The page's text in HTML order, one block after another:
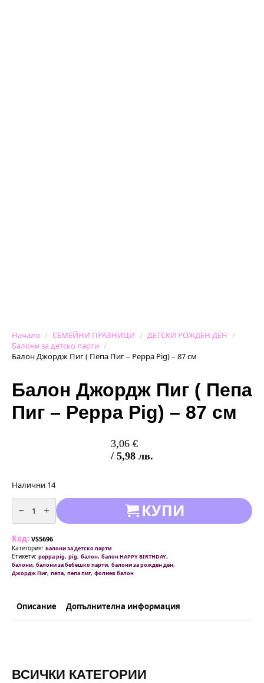
Начало СЕМЕЙНИ ПРАЗНИЦИ
ДЕТСКИ РОЖДЕН ДЕН
Балони за детско парти
Балон Джордж Пиг ( Пепа Пиг – Peppa Pig) – 87 см
Балон Джордж Пиг ( Пепа
Пиг – Peppa Pig) – 87 см
3,06 €
/ 5,98 лв.
Налични 14
количество
за
Балон
Джордж
(
Пепа
Пиг
-
Peppa
Pig)
КУПИ
Код: VS5696
Категория: Балони за детско парти
Етикети: peppa pig, pig, балон, балон HAPPY BIRTHDAY,
балони, балони за бебешко парти, балони за рожден ден,
Джордж Пиг, пепа, пепа пиг, фолиев балон
Описание Допълнителна информация
ВСИЧКИ КАТЕГОРИИ